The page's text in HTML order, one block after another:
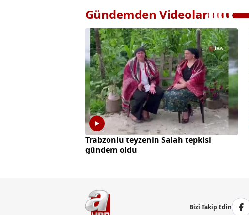
Gündemden Videolar
Trabzonlu teyzenin Salah tepkisi
gündem oldu
Bizi Takip Edin